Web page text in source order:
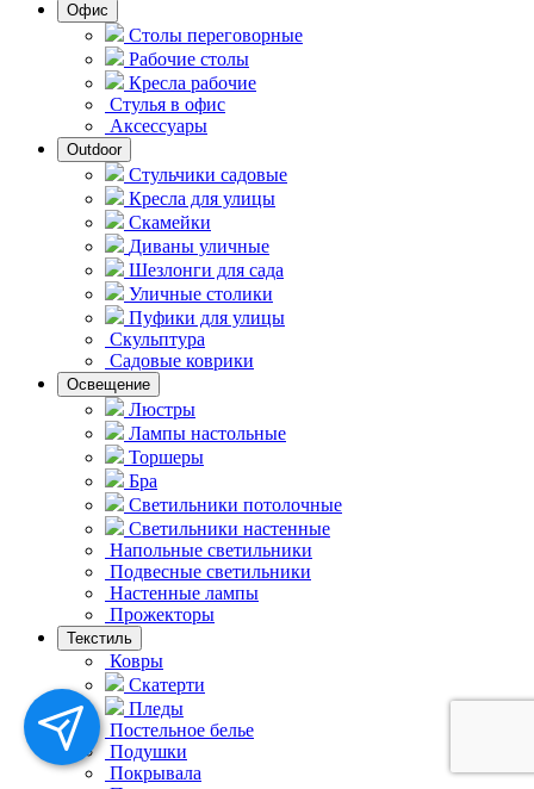
Офис
Столы переговорные
Рабочие столы
Кресла рабочие
Стулья в офис
Аксессуары
Outdoor
Стульчики садовые
Кресла для улицы
Скамейки
Диваны уличные
Шезлонги для сада
Уличные столики
Пуфики для улицы
Скульптура
Садовые коврики
Освещение
Люстры
Лампы настольные
Торшеры
Бра
Светильники потолочные
Светильники настенные
Напольные светильники
Подвесные светильники
Hастенные лампы
Прожекторы
Текстиль
Ковры
Скатерти
Пледы
Постельное белье
Подушки
Покрывала